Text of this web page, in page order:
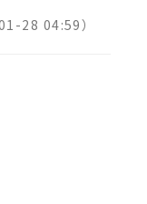
28 04:59）